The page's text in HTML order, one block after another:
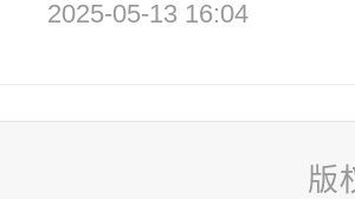
2025-05-13 16:04
版